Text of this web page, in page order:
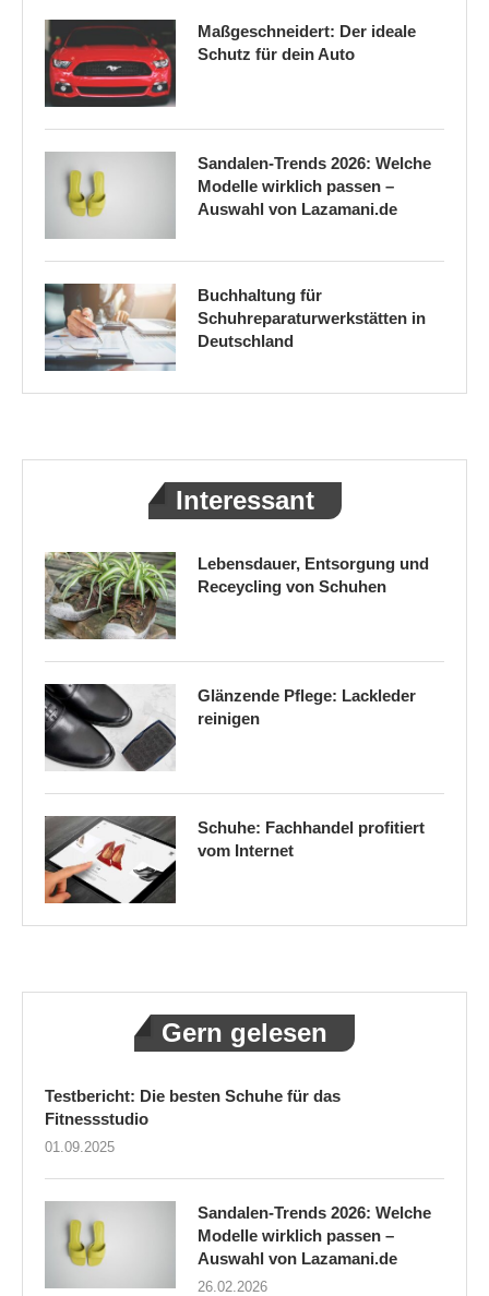
Maßgeschneidert: Der ideale
Schutz für dein Auto
Sandalen-Trends 2026: Welche
Modelle wirklich passen –
Auswahl von Lazamani.de
Buchhaltung für
Schuhreparaturwerkstätten in
Deutschland
Interessant
Lebensdauer, Entsorgung und
Receycling von Schuhen
Glänzende Pflege: Lackleder
reinigen
Schuhe: Fachhandel profitiert
vom Internet
Gern gelesen
Testbericht: Die besten Schuhe für das
Fitnessstudio
01.09.2025
Sandalen-Trends 2026: Welche
Modelle wirklich passen –
Auswahl von Lazamani.de
26.02.2026